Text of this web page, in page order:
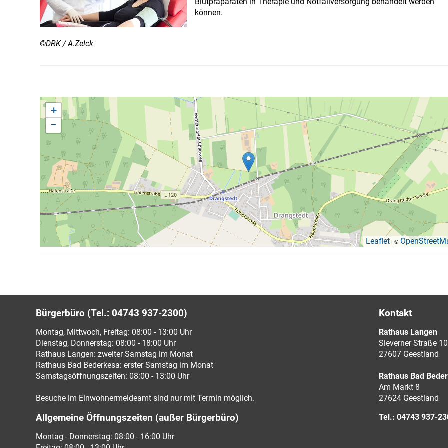
©DRK / A.Zelck
können.
+
−
Leaflet | ©
Bürgerbüro (Tel.: 04743 937-2300)
Montag, Mittwoch, Freitag: 08:00 - 13:00 Uhr
Dienstag, Donnerstag: 08:00 - 18:00 Uhr
Rathaus Langen: zweiter Samstag im Monat
Rathaus Bad Bederkesa: erster Samstag im Monat
Samstagsöffnungszeiten: 08:00 - 13:00 Uhr
Besuche im Einwohnermeldeamt sind nur mit Termin möglich.
Allgemeine Öffnungszeiten (außer Bürgerbüro)
Montag - Donnerstag: 08:00 - 16:00 Uhr
Kontakt
Rathaus Langen
Sieverner Straße 10
27607 Geestland
Rathaus Bad
Am Markt 8
27624 Geestland
Tel.: 04743 937-